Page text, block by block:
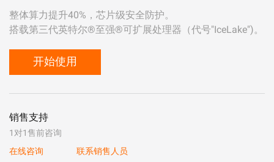
整体算力提升40%，芯片级安全防护。
搭载第三代英特尔®至强®可扩展处理器（代号"IceLake")。
开始使用
销售支持
1对1售前咨询
在线咨询
联系销售人员